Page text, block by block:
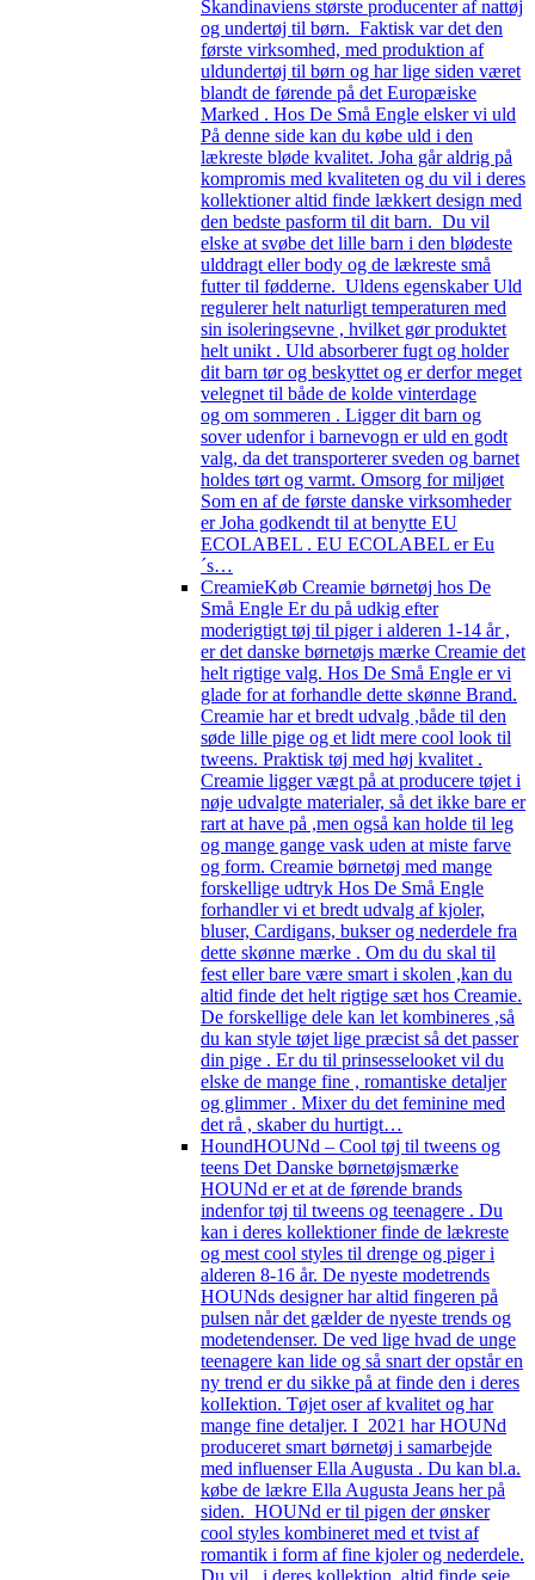
Skandinaviens største producenter af nattøj
og undertøj til børn. Faktisk var det den
første virksomhed, med produktion af
uldundertøj til børn og har lige siden været
blandt de førende på det Europæiske
Marked . Hos De Små Engle elsker vi uld
På denne side kan du købe uld i den
lækreste bløde kvalitet. Joha går aldrig på
kompromis med kvaliteten og du vil i deres
kollektioner altid finde lækkert design med
den bedste pasform til dit barn. Du vil
elske at svøbe det lille barn i den blødeste
ulddragt eller body og de lækreste små
futter til fødderne. Uldens egenskaber Uld
regulerer helt naturligt temperaturen med
sin isoleringsevne , hvilket gør produktet
helt unikt . Uld absorberer fugt og holder
dit barn tør og beskyttet og er derfor meget
velegnet til både de kolde vinterdage
og om sommeren . Ligger dit barn og
sover udenfor i barnevogn er uld en godt
valg, da det transporterer sveden og barnet
holdes tørt og varmt. Omsorg for miljøet
Som en af de første danske virksomheder
er Joha godkendt til at benytte EU
ECOLABEL . EU ECOLABEL er Eu
´s…
CreamieKøb Creamie børnetøj hos De
Små Engle Er du på udkig efter
moderigtigt tøj til piger i alderen 1-14 år ,
er det danske børnetøjs mærke Creamie det
helt rigtige valg. Hos De Små Engle er vi
glade for at forhandle dette skønne Brand.
Creamie har et bredt udvalg ,både til den
søde lille pige og et lidt mere cool look til
tweens. Praktisk tøj med høj kvalitet .
Creamie ligger vægt på at producere tøjet i
nøje udvalgte materialer, så det ikke bare er
rart at have på ,men også kan holde til leg
og mange gange vask uden at miste farve
og form. Creamie børnetøj med mange
forskellige udtryk Hos De Små Engle
forhandler vi et bredt udvalg af kjoler,
bluser, Cardigans, bukser og nederdele fra
dette skønne mærke . Om du du skal til
fest eller bare være smart i skolen ,kan du
altid finde det helt rigtige sæt hos Creamie.
De forskellige dele kan let kombineres ,så
du kan style tøjet lige præcist så det passer
din pige . Er du til prinsesselooket vil du
elske de mange fine , romantiske detaljer
og glimmer . Mixer du det feminine med
det rå , skaber du hurtigt…
HoundHOUNd – Cool tøj til tweens og
teens Det Danske børnetøjsmærke
HOUNd er et at de førende brands
indenfor tøj til tweens og teenagere . Du
kan i deres kollektioner finde de lækreste
og mest cool styles til drenge og piger i
alderen 8-16 år. De nyeste modetrends
HOUNds designer har altid fingeren på
pulsen når det gælder de nyeste trends og
modetendenser. De ved lige hvad de unge
teenagere kan lide og så snart der opstår en
ny trend er du sikke på at finde den i deres
kolIektion. Tøjet oser af kvalitet og har
mange fine detaljer. I 2021 har HOUNd
produceret smart børnetøj i samarbejde
med influenser Ella Augusta . Du kan bl.a.
købe de lækre Ella Augusta Jeans her på
siden. HOUNd er til pigen der ønsker
cool styles kombineret med et tvist af
romantik i form af fine kjoler og nederdele.
Du vil , i deres kollektion, altid finde seje